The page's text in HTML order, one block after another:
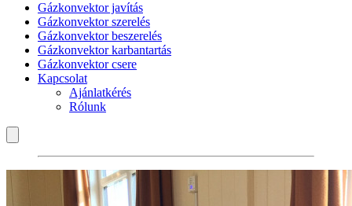
Gázkonvektor javítás
Gázkonvektor szerelés
Gázkonvektor beszerelés
Gázkonvektor karbantartás
Gázkonvektor csere
Kapcsolat
Ajánlatkérés
Rólunk